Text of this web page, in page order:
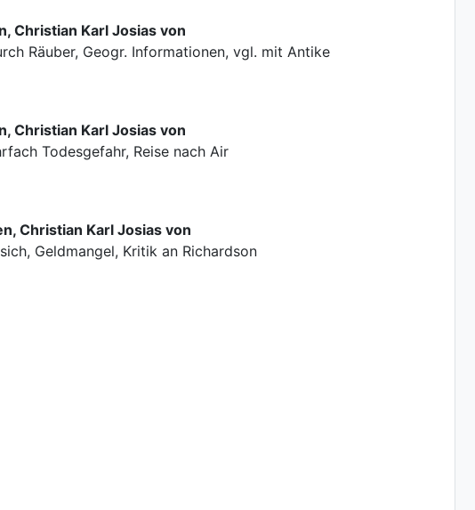
Christian Karl Josias von
Räuber, Geogr. Informationen, vgl. mit Antike
Christian Karl Josias von
Todesgefahr, Reise nach Air
Christian Karl Josias von
Geldmangel, Kritik an Richardson